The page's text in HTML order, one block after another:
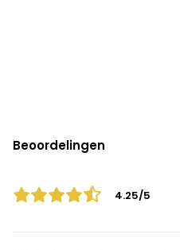
Beoordelingen
4.25/5